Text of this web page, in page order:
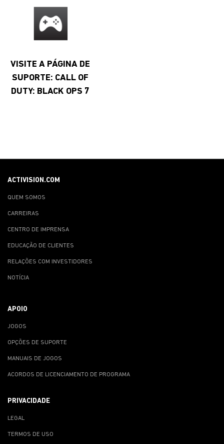
VISITE A PÁGINA DE
SUPORTE: CALL OF
DUTY: BLACK OPS 7
ACTIVISION.COM
QUEM SOMOS
CARREIRAS
CENTRO DE IMPRENSA
EDUCAÇÃO DE CLIENTES
RELAÇÕES COM INVESTIDORES
NOTÍCIA
APOIO
JOGOS
OPÇÕES DE SUPORTE
MANUAIS DE JOGOS
ACORDOS DE LICENCIAMENTO DE PROGRAMA
PRIVACIDADE
LEGAL
TERMOS DE USO